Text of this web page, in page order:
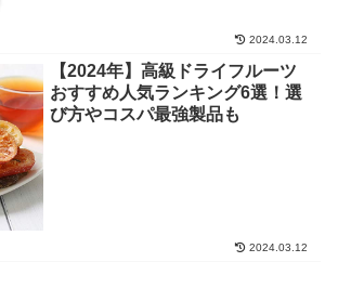
2024.03.12
【2024年】高級ドライフルーツ
おすすめ人気ランキング6選！選
び方やコスパ最強製品も
2024.03.12